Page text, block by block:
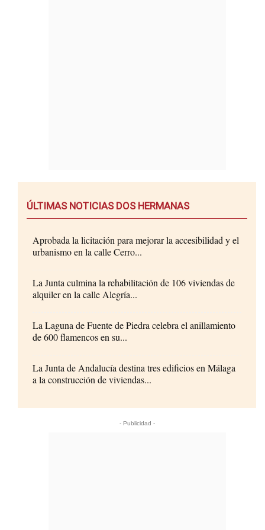
ÚLTIMAS NOTICIAS DOS HERMANAS
Aprobada la licitación para mejorar la accesibilidad y el
urbanismo en la calle Cerro...
La Junta culmina la rehabilitación de 106 viviendas de
alquiler en la calle Alegría...
La Laguna de Fuente de Piedra celebra el anillamiento
de 600 flamencos en su...
La Junta de Andalucía destina tres edificios en Málaga
a la construcción de viviendas...
- Publicidad -